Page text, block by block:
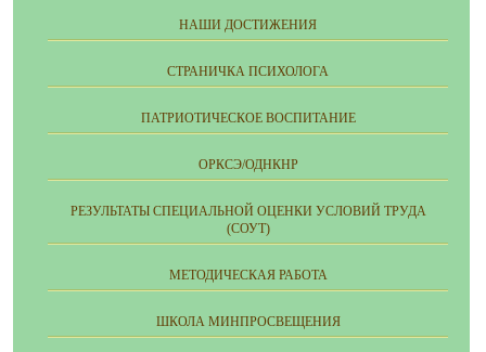
НАШИ ДОСТИЖЕНИЯ
СТРАНИЧКА ПСИХОЛОГА
ПАТРИОТИЧЕСКОЕ ВОСПИТАНИЕ
ОРКСЭ/ОДНКНР
РЕЗУЛЬТАТЫ СПЕЦИАЛЬНОЙ ОЦЕНКИ УСЛОВИЙ ТРУДА
(СОУТ)
МЕТОДИЧЕСКАЯ РАБОТА
ШКОЛА МИНПРОСВЕЩЕНИЯ